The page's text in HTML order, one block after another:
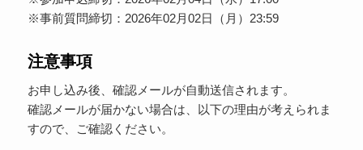
※事前質問締切：2026年02月02日（月）23:59
注意事項
お申し込み後、確認メールが自動送信されます。
確認メールが届かない場合は、以下の理由が考えられま
すので、ご確認ください。